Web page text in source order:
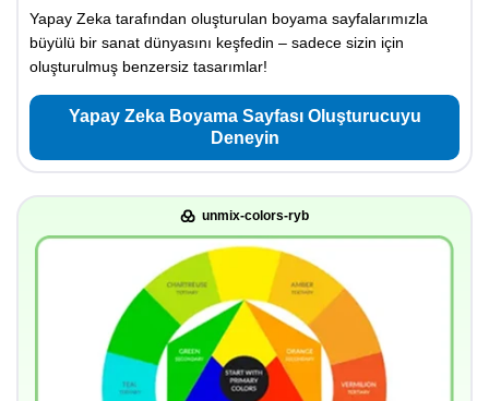
Yapay Zeka tarafından oluşturulan boyama sayfalarımızla
büyülü bir sanat dünyasını keşfedin – sadece sizin için
oluşturulmuş benzersiz tasarımlar!
Yapay Zeka Boyama Sayfası Oluşturucuyu
Deneyin
unmix-colors-ryb